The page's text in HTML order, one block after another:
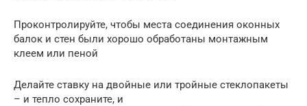
Проконтролируйте, чтобы места соединения оконных
балок и стен были хорошо обработаны монтажным
клеем или пеной
Делайте ставку на двойные или тройные стеклопакеты
– и тепло сохраните, и